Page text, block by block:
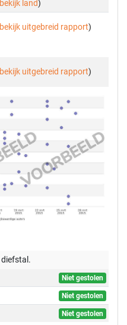
bekijk land)
bekijk uitgebreid rapport)
bekijk uitgebreid rapport)
diefstal.
Niet gestolen
Niet gestolen
Niet gestolen